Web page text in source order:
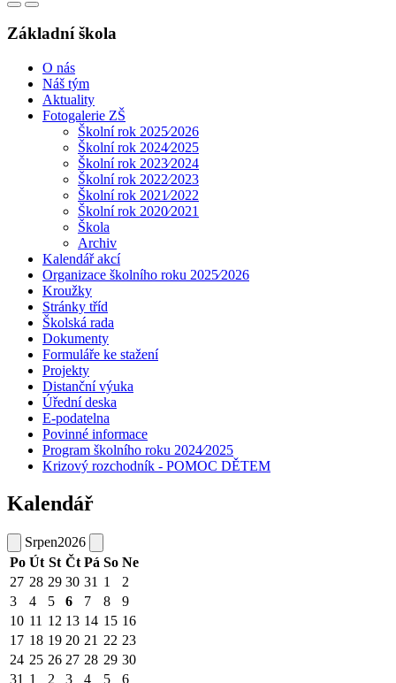
Základní škola
O nás
Náš tým
Aktuality
Fotogalerie ZŠ
Školní rok 2025⁄2026
Školní rok 2024⁄2025
Školní rok 2023⁄2024
Školní rok 2022⁄2023
Školní rok 2021⁄2022
Školní rok 2020⁄2021
Škola
Archiv
Kalendář akcí
Organizace školního roku 2025⁄2026
Kroužky
Stránky tříd
Školská rada
Dokumenty
Formuláře ke stažení
Projekty
Distanční výuka
Úřední deska
E-podatelna
Povinné informace
Program školního roku 2024⁄2025
Krizový rozchodník - POMOC DĚTEM
Kalendář
Srpen2026
Po Út St Čt Pá So Ne
27 28 29 30 31 1
2
3
4 5 6 7 8
9
10 11 12 13 14 15 16
17 18 19 20 21 22 23
24 25 26 27 28 29 30
31 1 2 3 4 5 6